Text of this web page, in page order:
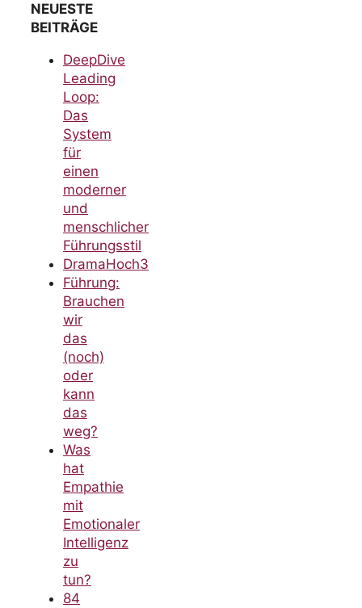
NEUESTE
BEITRÄGE
DeepDive
Leading
Loop:
Das
System
für
einen
moderner
und
menschlicher
Führungsstil
DramaHoch3
Führung:
Brauchen
wir
das
(noch)
oder
kann
das
weg?
Was
hat
Empathie
mit
Emotionaler
Intelligenz
zu
tun?
84